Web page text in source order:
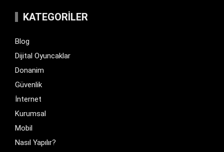
KATEGORILER
Blog
Dijital Oyuncaklar
Donanim
Güvenlik
İnternet
Kurumsal
Mobil
Nasıl Yapılır?